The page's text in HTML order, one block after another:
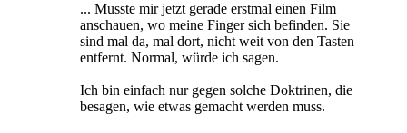
... Musste mir jetzt gerade erstmal einen Film
anschauen, wo meine Finger sich befinden. Sie
sind mal da, mal dort, nicht weit von den Tasten
entfernt. Normal, würde ich sagen.
Ich bin einfach nur gegen solche Doktrinen, die
besagen, wie etwas gemacht werden muss.